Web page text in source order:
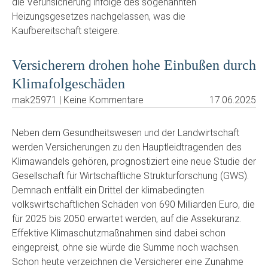
Heizungsgesetzes nachgelassen, was die
Kaufbereitschaft steigere.
Versicherern drohen hohe Einbußen durch
Klimafolgeschäden
mak25971 | Keine Kommentare 17.06.2025
Neben dem Gesundheitswesen und der Landwirtschaft
werden Versicherungen zu den Hauptleidtragenden des
Klimawandels gehören, prognostiziert eine neue Studie der
Gesellschaft für Wirtschaftliche Strukturforschung (GWS).
Demnach entfällt ein Drittel der klimabedingten
volkswirtschaftlichen Schäden von 690 Milliarden Euro, die
für 2025 bis 2050 erwartet werden, auf die Assekuranz.
Effektive Klimaschutzmaßnahmen sind dabei schon
eingepreist, ohne sie würde die Summe noch wachsen.
Schon heute verzeichnen die Versicherer eine Zunahme